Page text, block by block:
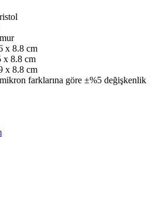
x 8.8 cm
x 8.8 cm
x 8.8 cm
farklarına göre ±%5 değişkenlik